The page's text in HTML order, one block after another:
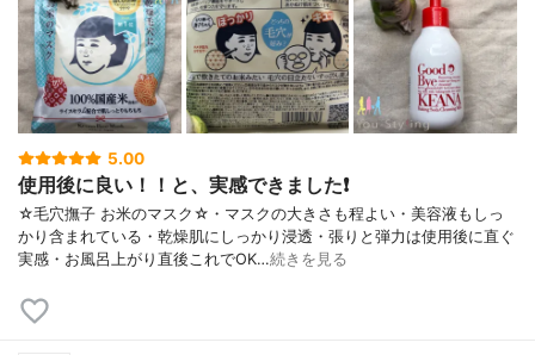
5.00
使用後に良い！！と、実感できました❗
☆毛穴撫子 お米のマスク☆・マスクの大きさも程よい・美容液もしっ
かり含まれている・乾燥肌にしっかり浸透・張りと弾力は使用後に直ぐ
実感・お風呂上がり直後これでOK…続きを見る